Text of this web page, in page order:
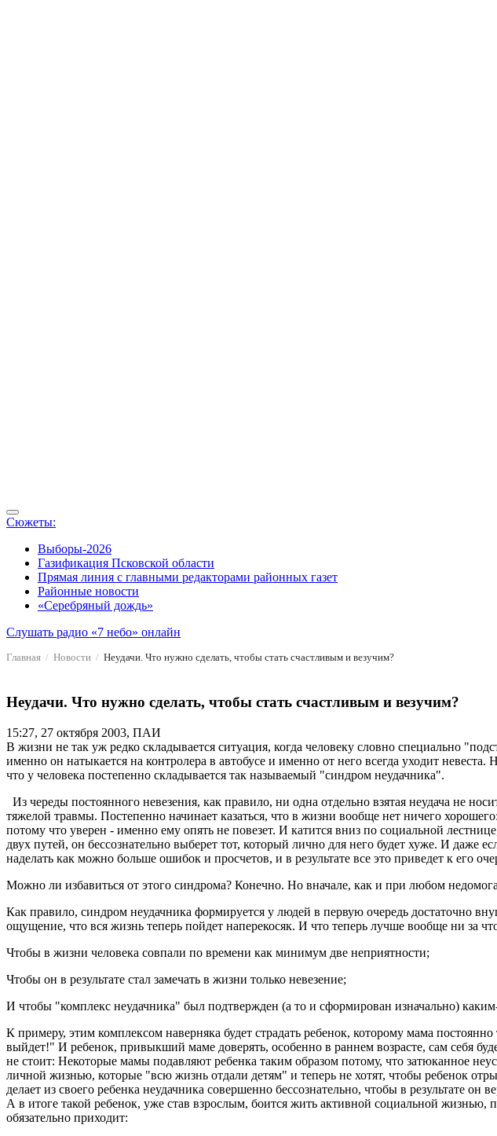
Сюжеты:
Выборы-2026
Газификация Псковской области
Прямая линия с главными редакторами районных газет
Районные новости
«Серебряный дождь»
Слушать радио «7 небо» онлайн
Главная Новости Неудачи. Что нужно сделать, чтобы стать счастливым и везучим?
Неудачи. Что нужно сделать, чтобы стать счастливым и везучим?
15:27, 27 октября 2003, ПАИ
В жизни не так уж редко складывается ситуация, когда человеку словно специально
именно он натыкается на контролера в автобусе и именно от него всегда уходит
что у человека постепенно складывается так называемый "синдром неудачника".
Из череды постоянного невезения, как правило, ни одна отдельно взятая неудача не
тяжелой травмы. Постепенно начинает казаться, что в жизни вообще нет ничего
потому что уверен - именно ему опять не повезет. И катится вниз по социальной
двух путей, он бессознательно выберет тот, который лично для него будет хуже. И даже
наделать как можно больше ошибок и просчетов, и в результате все это приведет к его
Можно ли избавиться от этого синдрома? Конечно. Но вначале, как и при любом
Как правило, синдром неудачника формируется у людей в первую очередь достаточно
ощущение, что вся жизнь теперь пойдет наперекосяк. И что теперь лучше вообще ни за
Чтобы в жизни человека совпали по времени как минимум две неприятности;
Чтобы он в результате стал замечать в жизни только невезение;
И чтобы "комплекс неудачника" был подтвержден (а то и сформирован изначально)
К примеру, этим комплексом наверняка будет страдать ребенок, которому мама
выйдет!" И ребенок, привыкший маме доверять, особенно в раннем возрасте, сам себя
не стоит: Некоторые мамы подавляют ребенка таким образом потому, что затюканное
личной жизнью, которые "всю жизнь отдали детям" и теперь не хотят, чтобы ребенок
делает из своего ребенка неудачника совершенно бессознательно, чтобы в результате
А в итоге такой ребенок, уже став взрослым, боится жить активной социальной жизнью,
обязательно приходит: